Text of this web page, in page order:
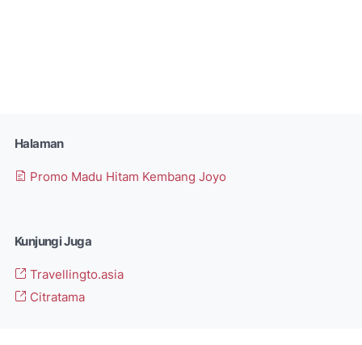
Halaman
Promo Madu Hitam Kembang Joyo
Kunjungi Juga
Travellingto.asia
Citratama